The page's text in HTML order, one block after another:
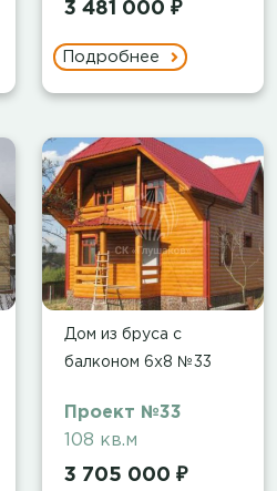
3 481 000 ₽
Подробнее
Дом из бруса с
балконом 6х8 №33
Проект №33
108 кв.м
3 705 000 ₽